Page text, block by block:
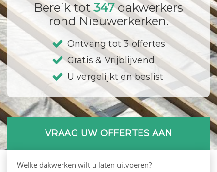
Bereik tot347dakwerkers
rond Nieuwerkerken.
Ontvang tot 3 offertes
Gratis & Vrijblijvend
U vergelijkt en beslist
VRAAG UW OFFERTES AAN
Welke dakwerken wilt u laten uitvoeren?